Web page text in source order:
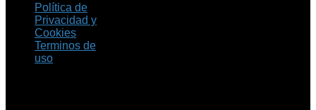
Política de
Privacidad y
Cookies
Terminos de
uso